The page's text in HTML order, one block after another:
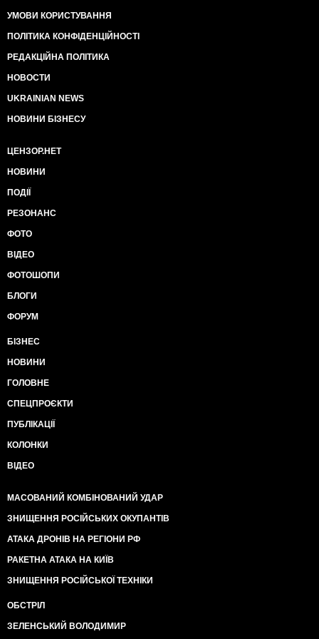
за державну зраду на 13 років.
5) Зеленський відмінив військовий парад
ДОБРОБУТ ГРОМАДЯН
1) Зеленський не виконав жодної обіцянки людям.
збільшення комунальних тарифів.
3) Жодна людина з народу не зайняла посади у
перекриває дороги як за часів Януковича і знову
відновив спецсигнали
на те, щоб перенести адміністрацію президента в
інше місце.
ПОВЕРНЕННЯ ЗАРОБІТЧАН
1) В Україну повернулися заробітчани. Але не ті, хто
тяжко заробляє гроші, гаруючи в Європі, а олігархи
Коломойський і Боголюбов, які вивели з
США відкрило наймасштабнішу справу за
відмивання коштів.
Януковича, які напряму причетні до розкрадань
України і напряму причетні до злочинів проти
режиму Януковича.
3) Зеленський роздає українське громадянство
наліво і направо.
1) В Україні відновилася страшенна і небачена з
часів Майдану корупція в судах. Київський окружний
Київської області, Печерський районний суд Києва,
та й, на жаль, Конституційний суд, за президентства
Зеленського стали продукувати незаконні, нелогічні,
рейдерські рішення проти компаній, прав громадян,
задля захисту інтересів олігархів, задля реєстрації
кандидатами в депутати злочинців-втікачів.
2) Конституційний суд дозволив відпускати
звинувачених в тероризмі і державній зраді під
заставу
відміняє ліцензії авіаперевізнику. Йде перерозподіл
УМОВИ КОРИСТУВАННЯ
ПОЛІТИКА КОНФІДЕНЦІЙНОСТІ
РЕДАКЦІЙНА ПОЛІТИКА
НОВОСТИ
UKRAINIAN NEWS
НОВИНИ БІЗНЕСУ
ЦЕНЗОР.НЕТ
НОВИНИ
ПОДІЇ
РЕЗОНАНС
ФОТО
ВІДЕО
ФОТОШОПИ
БЛОГИ
ФОРУМ
БІЗНЕС
НОВИНИ
ГОЛОВНЕ
СПЕЦПРОЄКТИ
ПУБЛІКАЦІЇ
КОЛОНКИ
ВІДЕО
МАСОВАНИЙ КОМБІНОВАНИЙ УДАР
ЗНИЩЕННЯ РОСІЙСЬКИХ ОКУПАНТІВ
АТАКА ДРОНІВ НА РЕГІОНИ РФ
РАКЕТНА АТАКА НА КИЇВ
ЗНИЩЕННЯ РОСІЙСЬКОЇ ТЕХНІКИ
ОБСТРІЛ
ЗЕЛЕНСЬКИЙ ВОЛОДИМИР